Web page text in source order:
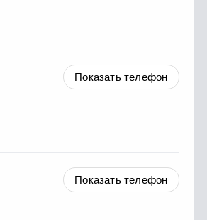
Показать телефон
Показать телефон